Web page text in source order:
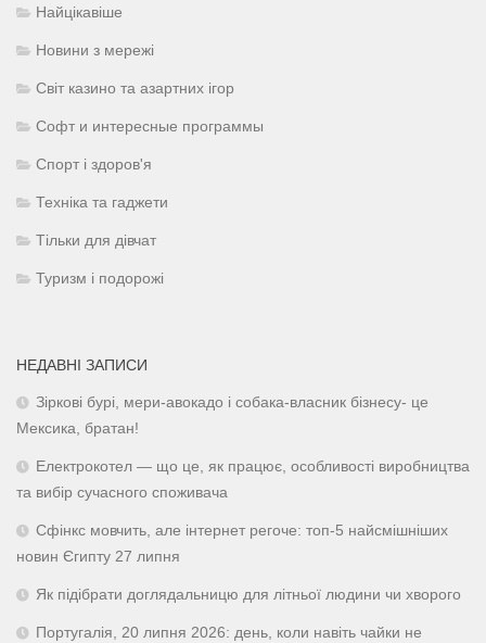
Найцікавіше
Новини з мережі
Світ казино та азартних ігор
Софт и интересные программы
Спорт і здоров'я
Техніка та гаджети
Тільки для дівчат
Туризм і подорожі
НЕДАВНІ ЗАПИСИ
Зіркові бурі, мери-авокадо і собака-власник бізнесу- це
Мексика, братан!
Електрокотел — що це, як працює, особливості виробництва
та вибір сучасного споживача
Сфінкс мовчить, але інтернет регоче: топ-5 найсмішніших
новин Єгипту 27 липня
Як підібрати доглядальницю для літньої людини чи хворого
Португалія, 20 липня 2026: день, коли навіть чайки не